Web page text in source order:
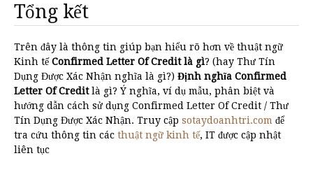
Tổng kết
Trên đây là thông tin giúp bạn hiểu rõ hơn về thuật ngữ
Kinh tếConfirmed Letter Of Credit là gì? (hay Thư Tín
Dụng Được Xác Nhận nghĩa là gì?) Định nghĩa Confirmed
Letter Of Creditlà gì? Ý nghĩa, ví dụ mẫu, phân biệt và
hướng dẫn cách sử dụng Confirmed Letter Of Credit / Thư
Tín Dụng Được Xác Nhận. Truy cập sotaydoanhtri.com để
tra cứu thông tin các thuật ngữ kinh tế, IT được cập nhật
liên tục